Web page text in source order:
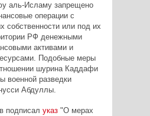
аль-Исламу запрещено
операции с
собственности или под их
РФ денежными
активами и
Подобные меры
шурина Каддафи
военной разведки
Абдуллы.
подписал указ"О мерах